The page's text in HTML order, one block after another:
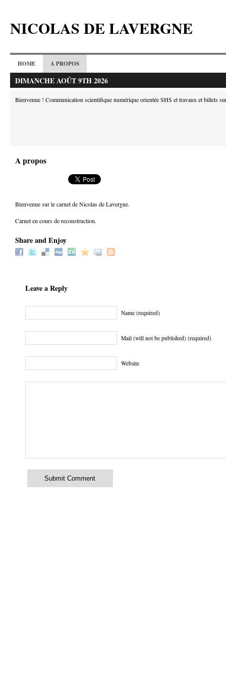
NICOLAS DE LAVERGNE
HOME A PROPOS
DIMANCHE AOÛT 9TH 2026
Bienvenue ! Communication scientifique numérique orientée SHS et travaux et billets
A propos
Bienvenue sur le carnet de Nicolas de Lavergne.
Carnet en cours de reconstruction.
Share and Enjoy
Leave a Reply
Name (required)
Mail (will not be published) (required)
Website